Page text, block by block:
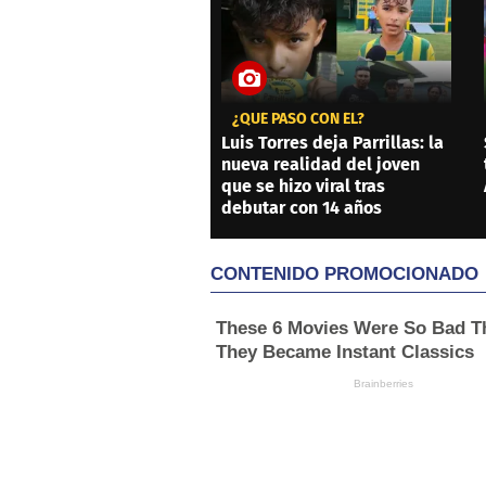
¿QUÉ PASÓ CON ÉL?
Luis Torres deja Parrillas: la
nueva realidad del joven
que se hizo viral tras
debutar con 14 años